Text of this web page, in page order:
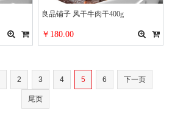
良品铺子 风干牛肉干400g
￥180.00
2 3 4 5 6 下一页
尾页